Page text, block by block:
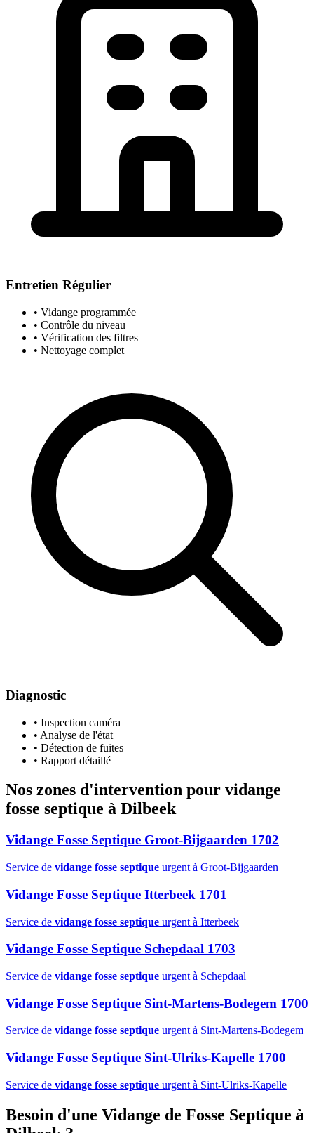
Entretien Régulier
• Vidange programmée
• Contrôle du niveau
• Vérification des filtres
• Nettoyage complet
Diagnostic
• Inspection caméra
• Analyse de l'état
• Détection de fuites
• Rapport détaillé
Nos zones d'intervention pour vidange
fosse septique à Dilbeek
Vidange Fosse Septique Groot-Bijgaarden 1702
Service de vidange fosse septique urgent à Groot-Bijgaarden
Vidange Fosse Septique Itterbeek 1701
Service de vidange fosse septique urgent à Itterbeek
Vidange Fosse Septique Schepdaal 1703
Service de vidange fosse septique urgent à Schepdaal
Vidange Fosse Septique Sint-Martens-Bodegem 1700
Service de vidange fosse septique urgent à Sint-Martens-Bodegem
Vidange Fosse Septique Sint-Ulriks-Kapelle 1700
Service de vidange fosse septique urgent à Sint-Ulriks-Kapelle
Besoin d'une Vidange de Fosse Septique à